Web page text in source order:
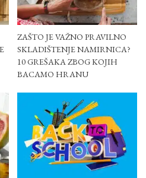
ZAŠTO JE VAŽNO PRAVILNO
SKLADIŠTENJE NAMIRNICA?
10 GREŠAKA ZBOG KOJIH
BACAMO HRANU